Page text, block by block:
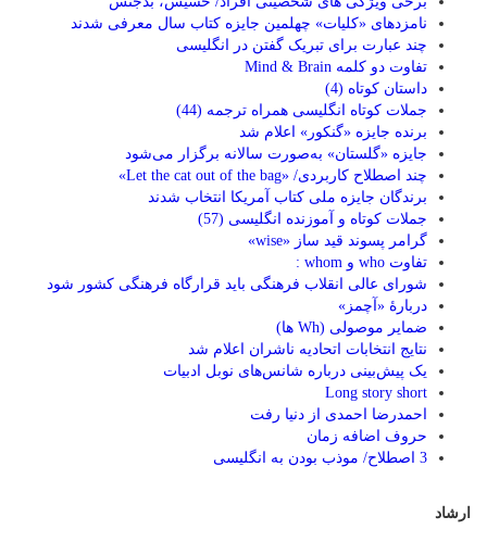
نامزدهای «کلیات» چهلمین جایزه کتاب سال معرفی شدند
چند عبارت برای تبریک گفتن در انگلیسی
تفاوت دو کلمه Mind & Brain
داستان کوتاه (4)
جملات کوتاه انگلیسی همراه ترجمه (44)
برنده جایزه «گنکور» اعلام شد
جایزه «گلستان» به‌صورت سالانه برگزار می‌شود
چند اصطلاح کاربردی/ «Let the cat out of the bag»
برندگان جایزه ملی کتاب آمریکا انتخاب شدند
جملات کوتاه و آموزنده انگلیسی (57)
گرامر پسوند قید ساز «wise»
تفاوت who و whom :
شورای عالی انقلاب فرهنگی باید قرارگاه فرهنگی کشور شود
دربارۀ «آچمز»
ضمایر موصولی (Wh ها)
نتایج انتخابات اتحادیه ناشران اعلام شد
یک پیش‌بینی درباره شانس‌های نوبل ادبیات
Long story short
احمدرضا احمدی از دنیا رفت
حروف اضافه زمان
3 اصطلاح/ موذب بودن به انگلیسی
ارشاد